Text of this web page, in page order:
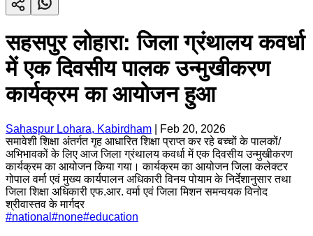
सहसपुर लोहारा: जिला ग्रंथालय कवर्धा
में एक दिवसीय पालक उन्मुखीकरण
कार्यक्रम का आयोजन हुआ
Sahaspur Lohara, Kabirdham
Feb 20, 2026
समावेशी शिक्षा अंतर्गत गृह आधारित शिक्षा प्राप्त कर रहे बच्चों के पालकों/
अभिभावकों के लिए आज जिला ग्रंथालय कवर्धा में एक दिवसीय उन्मुखीकरण
कार्यक्रम का आयोजन किया गया। कार्यक्रम का आयोजन जिला कलेक्टर
गोपाल वर्मा एवं मुख्य कार्यपालन अधिकारी विनय पोयाम के निर्देशानुसार तथा
जिला शिक्षा अधिकारी एफ.आर. वर्मा एवं जिला मिशन समन्वयक विनोद
श्रीवास्तव के मार्गदर
#national #none#education